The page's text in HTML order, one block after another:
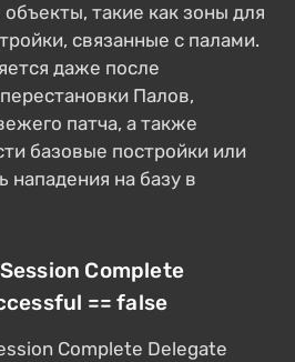
такие как зоны для
связанные с палами.
даже после
Палов,
патча, а также
базовые постройки или
нападения на базу в
Complete
== false
Complete Delegate